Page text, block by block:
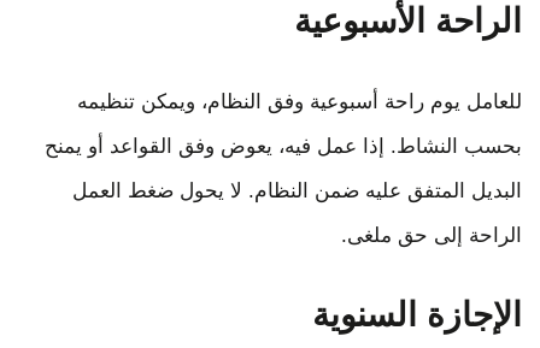
الراحة الأسبوعية
للعامل يوم راحة أسبوعية وفق النظام، ويمكن تنظيمه
بحسب النشاط. إذا عمل فيه، يعوض وفق القواعد أو يمنح
البديل المتفق عليه ضمن النظام. لا يحول ضغط العمل
الراحة إلى حق ملغى.
الإجازة السنوية